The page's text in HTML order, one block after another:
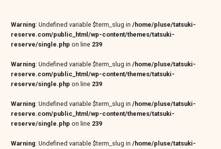
Warning: Undefined variable $term_slug in/home/pluse/tatsuki-
reserve.com/public_html/wp-content/themes/tatsuki-
reserve/single.php on line 239
Warning: Undefined variable $term_slug in/home/pluse/tatsuki-
reserve.com/public_html/wp-content/themes/tatsuki-
reserve/single.php on line 239
Warning: Undefined variable $term_slug in/home/pluse/tatsuki-
reserve.com/public_html/wp-content/themes/tatsuki-
reserve/single.php on line 239
Warning: Undefined variable $term_slug in/home/pluse/tatsuki-